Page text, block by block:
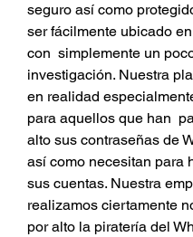
seguro así como
ser fácilmente ubicado
con  simplemente un
investigación. Nuestra
en realidad
para aquellos que han
alto sus contraseñas de
así como necesitan para
sus cuentas. Nuestra
realizamos ciertamente
por alto la piratería del